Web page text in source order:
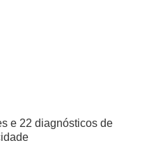
e 22 diagnósticos de